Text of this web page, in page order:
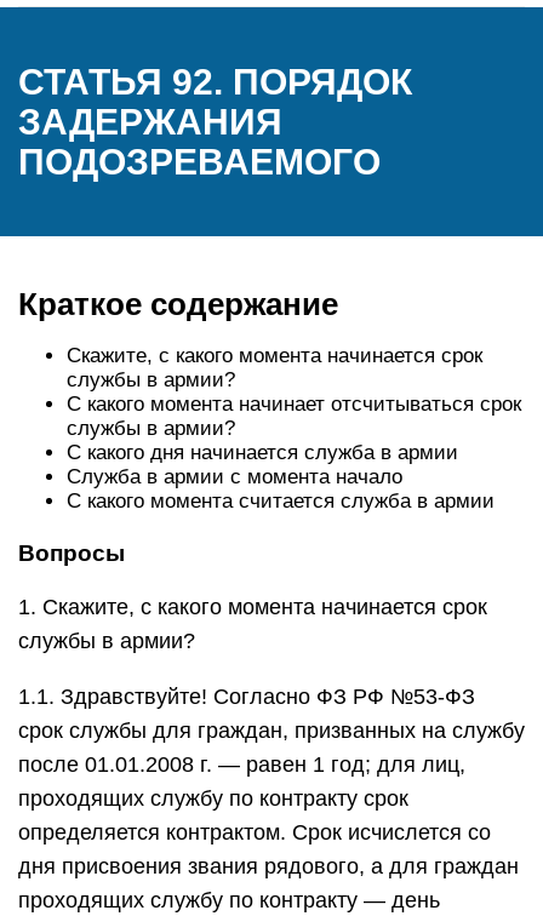
СТАТЬЯ 92. ПОРЯДОК
ЗАДЕРЖАНИЯ
ПОДОЗРЕВАЕМОГО
Краткое содержание
Скажите, с какого момента начинается срок
службы в армии?
С какого момента начинает отсчитываться срок
службы в армии?
С какого дня начинается служба в армии
Служба в армии с момента начало
С какого момента считается служба в армии
Вопросы
1. Скажите, с какого момента начинается срок
службы в армии?
1.1. Здравствуйте! Согласно ФЗ РФ №53-ФЗ
срок службы для граждан, призванных на службу
после 01.01.2008 г. — равен 1 год; для лиц,
проходящих службу по контракту срок
определяется контрактом. Срок исчислется со
дня присвоения звания рядового, а для граждан
проходящих службу по контракту — день